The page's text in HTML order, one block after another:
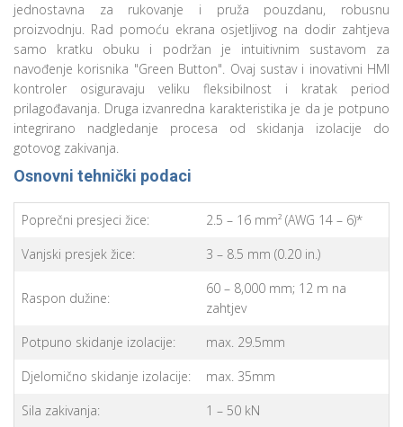
jednostavna za rukovanje i pruža pouzdanu, robusnu
proizvodnju. Rad pomoću ekrana osjetljivog na dodir zahtjeva
samo kratku obuku i podržan je intuitivnim sustavom za
navođenje korisnika "Green Button". Ovaj sustav i inovativni HMI
kontroler osiguravaju veliku fleksibilnost i kratak period
prilagođavanja. Druga izvanredna karakteristika je da je potpuno
integrirano nadgledanje procesa od skidanja izolacije do
gotovog zakivanja.
Osnovni tehnički podaci
Poprečni presjeci žice:
2.5 – 16 mm² (AWG 14 – 6)*
Vanjski presjek žice:
3 – 8.5 mm (0.20 in.)
Raspon dužine:
60 – 8,000 mm; 12 m na
zahtjev
Potpuno skidanje izolacije:
max. 29.5mm
Djelomično skidanje izolacije:
max. 35mm
Sila zakivanja:
1 – 50 kN